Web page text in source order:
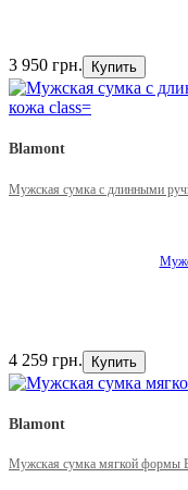
3 950 грн. Купить
Blamont
Мужская сумка с длинными
4 259 грн. Купить
Blamont
Мужская сумка мягкой формы